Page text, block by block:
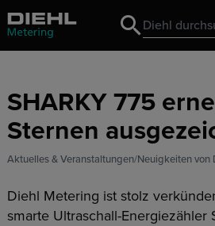
Search
Search
SHARKY 775
Sternen
Aktuelles & Veranstaltungen Neuigkeiten von
Diehl Metering ist stolz
smarte Ultraschall-Energiezähler